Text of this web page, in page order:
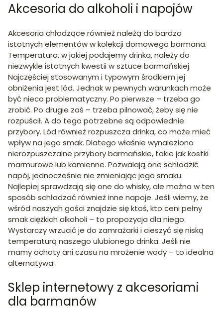
Akcesoria do alkoholi i napojów
Akcesoria chłodzące również należą do bardzo
istotnych elementów w kolekcji domowego barmana.
Temperatura, w jakiej podajemy drinka, należy do
niezwykle istotnych kwestii w sztuce barmańskiej.
Najczęściej stosowanym i typowym środkiem jej
obniżenia jest lód. Jednak w pewnych warunkach może
być nieco problematyczny. Po pierwsze – trzeba go
zrobić. Po drugie zaś – trzeba pilnować, żeby się nie
rozpuścił. A do tego potrzebne są odpowiednie
przybory. Lód również rozpuszcza drinka, co może mieć
wpływ na jego smak. Dlatego właśnie wynaleziono
nierozpuszczalne przybory barmańskie, takie jak kostki
marmurowe lub kamienne. Pozwalają one schłodzić
napój, jednocześnie nie zmieniając jego smaku.
Najlepiej sprawdzają się one do whisky, ale można w ten
sposób schładzać również inne napoje. Jeśli wiemy, że
wśród naszych gości znajdzie się ktoś, kto ceni pełny
smak ciężkich alkoholi – to propozycja dla niego.
Wystarczy wrzucić je do zamrażarki i cieszyć się niską
temperaturą naszego ulubionego drinka. Jeśli nie
mamy ochoty ani czasu na mrożenie wody – to idealna
alternatywa.
Sklep internetowy z akcesoriami
dla barmanów